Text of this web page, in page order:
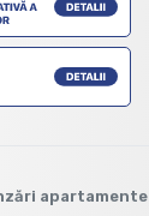
apartamente